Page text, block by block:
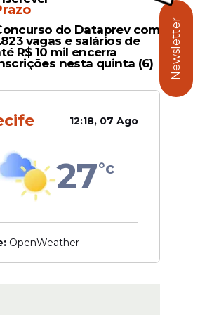
do Dataprev com
vagas e salários de
R$ 10 mil encerra
nesta quinta (6)
12:18, 07 Ago
27°c
OpenWeather
Newsletter